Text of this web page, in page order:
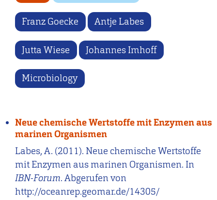
Franz Goecke Antje Labes
Jutta Wiese Johannes Imhoff
Microbiology
Neue chemische Wertstoffe mit Enzymen aus
marinen Organismen
Labes, A. (2011). Neue chemische Wertstoffe
mit Enzymen aus marinen Organismen. In
IBN-Forum. Abgerufen von
http://oceanrep.geomar.de/14305/